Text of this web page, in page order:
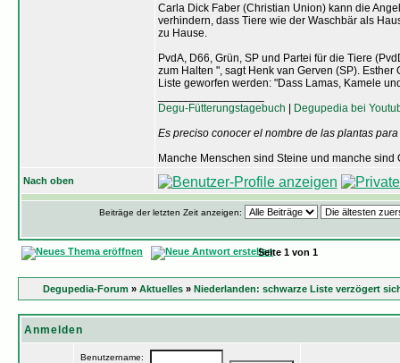
Carla Dick Faber (Christian Union) kann die
verhindern, dass Tiere wie der Waschbär als
zu Hause.
PvdA, D66, Grün, SP und Partei für die Tiere
zum Halten ", sagt Henk van Gerven (SP).
Liste geworfen werden: "Dass Lamas, Kamele
Degu-Fütterungstagebuch
Degupedia bei
Es preciso conocer el nombre de las plantas
Manche Menschen sind Steine und manche sind
Nach oben
Beiträge der letzten Zeit anzeigen:
Seite 1 von 1
Degupedia-Forum » Aktuelles » Niederlanden: schwarze Liste verzögert
Anmelden
Benutzername: